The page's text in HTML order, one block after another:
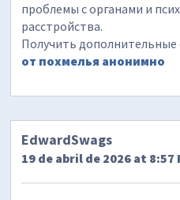
проблемы с органами и
расстройства.
Получить дополнительные
от похмелья анонимно
EdwardSwags
19 de abril de 2026 at 8:57